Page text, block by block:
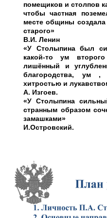
помещиков и столпов
чтобы частная
месте общины
старого»
В.И. Ленин
«У Столыпина был
какой-то ум
лишённый и
благородства, ум
хитростью и
А. Изгоев.
«У Столыпина
странным образом
замашками»
И.Островский.